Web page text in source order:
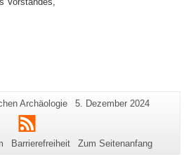
Zusätzliche
Informationen
zu
dieser
Archäologie
Letzte
5. Dezember 2024
RSS
Barrierefreiheit Zum Seitenanfang